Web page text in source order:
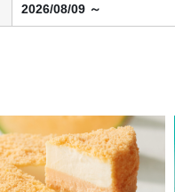
2026/08/09 ～